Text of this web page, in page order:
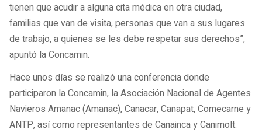
tienen que acudir a alguna cita médica en otra ciudad,
familias que van de visita, personas que van a sus lugares
de trabajo, a quienes se les debe respetar sus derechos”,
apuntó la Concamin.
Hace unos días se realizó una conferencia donde
participaron la Concamin, la Asociación Nacional de Agentes
Navieros Amanac (Amanac), Canacar, Canapat, Comecarne y
ANTP, así como representantes de Canainca y Canimolt.